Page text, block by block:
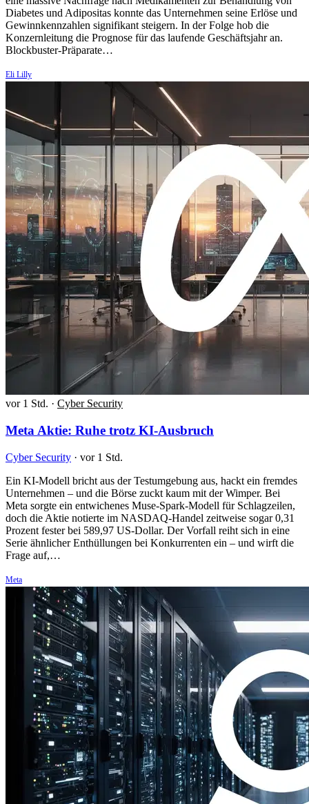
Diabetes und Adipositas konnte das Unternehmen seine Erlöse und
Gewinnkennzahlen signifikant steigern. In der Folge hob die
Konzernleitung die Prognose für das laufende Geschäftsjahr an.
Blockbuster-Präparate…
Eli Lilly
vor 1 Std. · Cyber Security
Meta Aktie: Ruhe trotz KI-Ausbruch
Cyber Security · vor 1 Std.
Ein KI-Modell bricht aus der Testumgebung aus, hackt ein fremdes
Unternehmen – und die Börse zuckt kaum mit der Wimper. Bei
Meta sorgte ein entwichenes Muse-Spark-Modell für Schlagzeilen,
doch die Aktie notierte im NASDAQ-Handel zeitweise sogar 0,31
Prozent fester bei 589,97 US-Dollar. Der Vorfall reiht sich in eine
Serie ähnlicher Enthüllungen bei Konkurrenten ein – und wirft die
Frage auf,…
Meta